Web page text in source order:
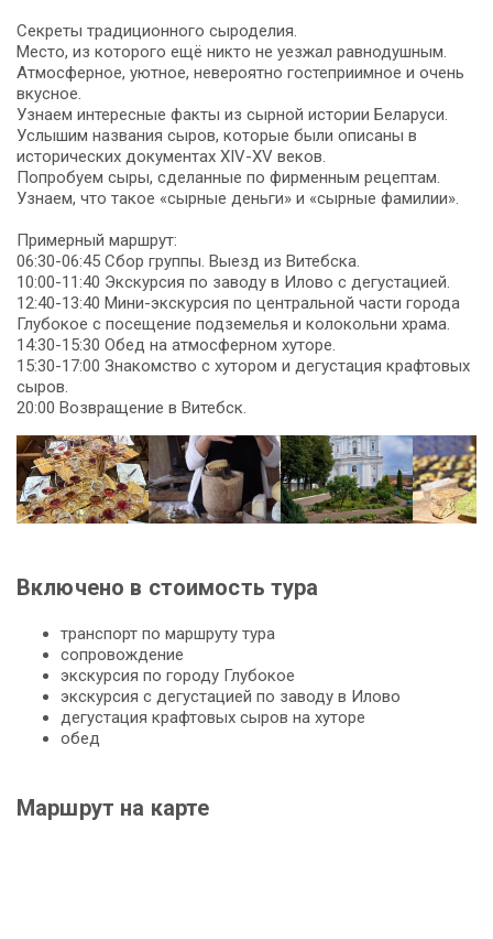
Секреты традиционного сыроделия.
Место, из которого ещё никто не уезжал равнодушным.
Атмосферное, уютное, невероятно гостеприимное и очень
вкусное.
Узнаем интересные факты из сырной истории Беларуси.
Услышим названия сыров, которые были описаны в
исторических документах XIV-XV веков.
Попробуем сыры, сделанные по фирменным рецептам.
Узнаем, что такое «сырные деньги» и «сырные фамилии».
Примерный маршрут:
06:30-06:45 Сбор группы. Выезд из Витебска.
10:00-11:40 Экскурсия по заводу в Илово с дегустацией.
12:40-13:40 Мини-экскурсия по центральной части города
Глубокое с посещение подземелья и колокольни храма.
14:30-15:30 Обед на атмосферном хуторе.
15:30-17:00 Знакомство с хутором и дегустация крафтовых
сыров.
20:00 Возвращение в Витебск.
Включено в стоимость тура
транспорт по маршруту тура
сопровождение
экскурсия по городу Глубокое
экскурсия с дегустацией по заводу в Илово
дегустация крафтовых сыров на хуторе
обед
Маршрут на карте